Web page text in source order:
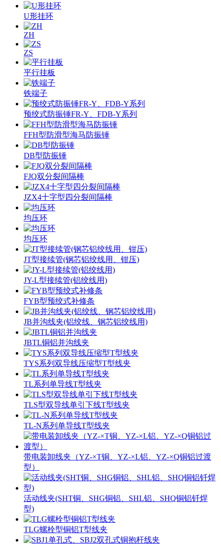
U形挂环
ZH
ZS
平行挂板
铁端子
预绞式防振锤FR-Y、FDB-Y系列
FFH型防滑型海马防振锤
DB型防振锤
FJQ双分裂间隔棒
JZX4十字型四分裂间隔棒
均压环
均压环
JT型接续管(钢芯铝绞线用、钳压)
JY-L型接续管(铝绞线用)
FYB型预绞式补修条
JB并沟线夹(铝绞线、钢芯铝绞线用)
JBTL铜铝并沟线夹
TYS系列双导线压缩型T型线夹
TL系列单导线T型线夹
TLS型双导线单引下线T型线夹
TL-N系列单导线T型线夹
带电装卸线夹（YZ-×T铜、YZ-×L铝、YZ-×Q铜铝过渡
型）
活动线夹(SHT铜、SHG铜铝、SHL铝、SHQ铜铝钎焊
型)
TLG螺栓型铜铝T型线夹